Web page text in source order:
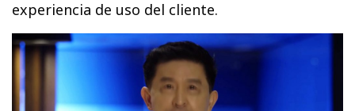
experiencia de uso del cliente.